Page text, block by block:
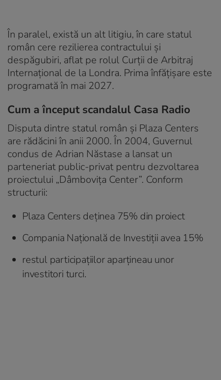
În paralel, există un alt litigiu, în care statul
român cere rezilierea contractului și
despăgubiri, aflat pe rolul Curții de Arbitraj
Internațional de la Londra. Prima înfățișare este
programată în mai 2027.
Cum a început scandalul Casa Radio
Disputa dintre statul român și Plaza Centers
are rădăcini în anii 2000. În 2004, Guvernul
condus de Adrian Năstase a lansat un
parteneriat public-privat pentru dezvoltarea
proiectului „Dâmbovița Center”. Conform
structurii:
Plaza Centers deținea 75% din proiect
Compania Națională de Investiții avea 15%
restul participațiilor aparțineau unor
investitori turci.